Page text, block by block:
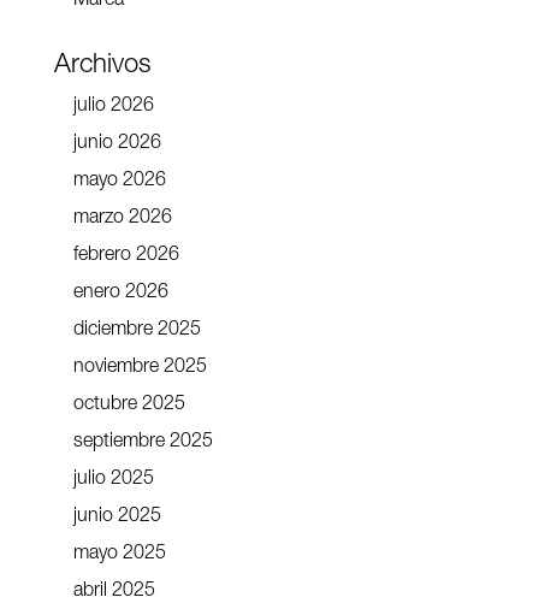
Archivos
julio 2026
junio 2026
mayo 2026
marzo 2026
febrero 2026
enero 2026
diciembre 2025
noviembre 2025
octubre 2025
septiembre 2025
julio 2025
junio 2025
mayo 2025
abril 2025